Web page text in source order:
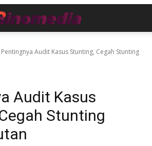
Pentingnya Audit Kasus Stunting, Cegah Stunting
Audit Kasus
Stunting